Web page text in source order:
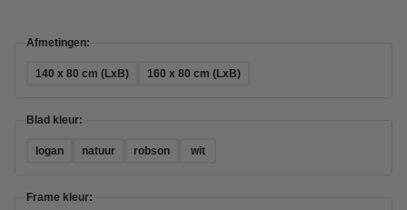
Afmetingen:
140 x 80 cm (LxB) 160 x 80 cm (LxB)
Blad kleur:
logan natuur robson wit
Frame kleur: